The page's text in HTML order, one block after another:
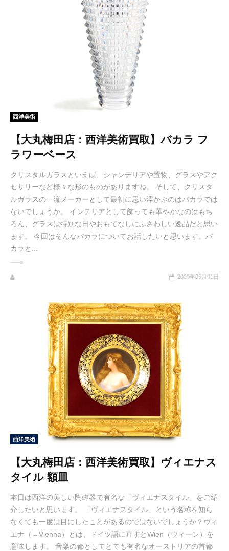
西洋美術
【大丸梅田店：西洋美術買取】バカラ フ
ラワーベース
クリスタルガラスといえば、シャンデリアや置物、グラスやアク
セサリーなど様々な形のものがありますね。 そして、クリスタ
ルガラスの一流メーカーとして最初に思い浮かぶのはバカラでは
ないでしょうか。 インテリアとして飾っても華やかなのはもち
ろん、グラスは特別な日やおもてなしにふさわしい逸品だと思い
ます。 今回はそんなバカラについてお話したいと思います。バ
カラと...
2020年05月01日
西洋美術
【大丸梅田店：西洋美術買取】ヴィエナス
タイル 額皿
本日は西洋の美しい陶磁器で有名な「ヴィエナスタイル」をご紹
介したいと思います。 「ヴィエナスタイル」という名称を知ら
なくても一度は目にしたことがあるのではないでしょうか？ヴィ
エナ（＝Vienna）とは、ドイツ語に直すとWien（ウィーン）を
意味します。 音楽の都としてとても有名なオーストリアの首都